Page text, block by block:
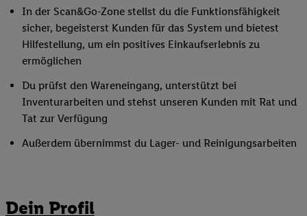
In der Scan&Go-Zone stellst du die Funktionsfähigkeit
sicher, begeisterst Kunden für das System und bietest
Hilfestellung, um ein positives Einkaufserlebnis zu
ermöglichen
Du prüfst den Wareneingang, unterstützt bei
Inventurarbeiten und stehst unseren Kunden mit Rat und
Tat zur Verfügung
Außerdem übernimmst du Lager- und Reinigungsarbeiten
Dein Profil